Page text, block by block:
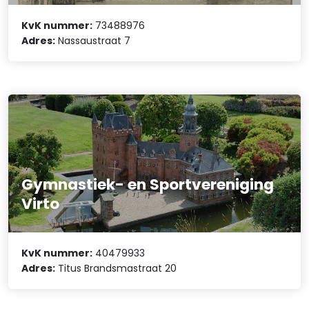
KvK nummer: 73488976
Adres: Nassaustraat 7
Gymnastiek- en Sportvereniging
Virto
KvK nummer: 40479933
Adres: Titus Brandsmastraat 20